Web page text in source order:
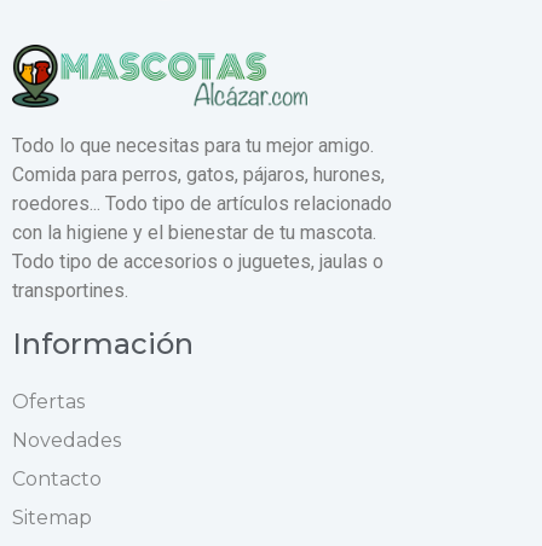
Todo lo que necesitas para tu mejor amigo.
Comida para perros, gatos, pájaros, hurones,
roedores... Todo tipo de artículos relacionado
con la higiene y el bienestar de tu mascota.
Todo tipo de accesorios o juguetes, jaulas o
transportines.
Información
Ofertas
Novedades
Contacto
Sitemap